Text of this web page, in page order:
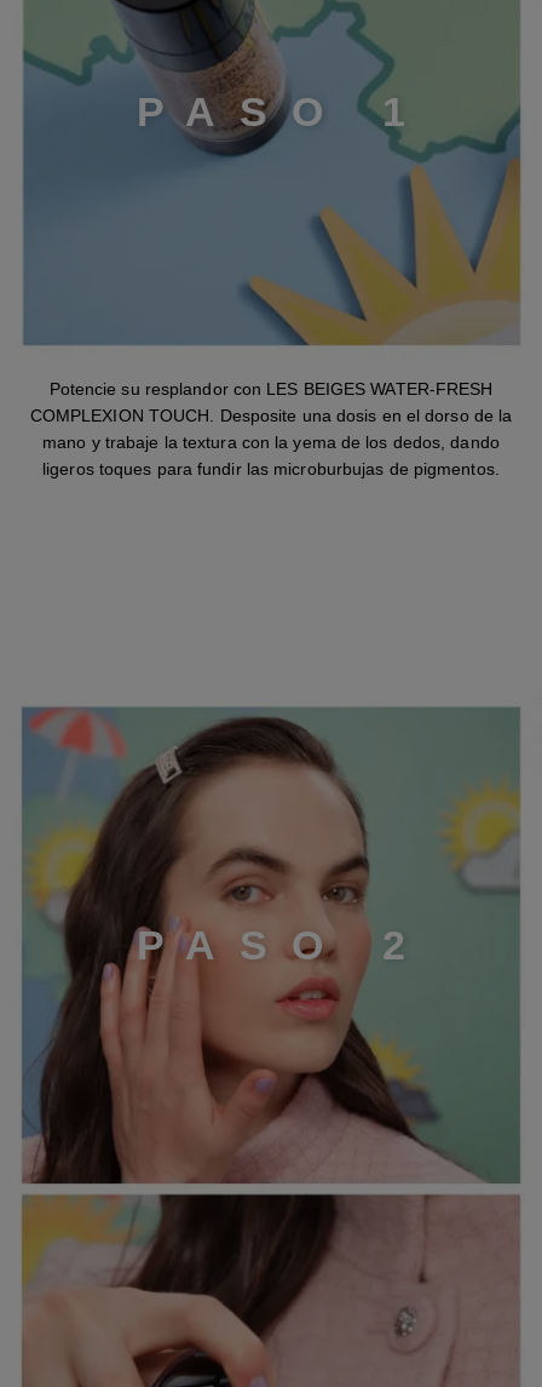
P ASO 1
Potencie su resplandor con LES BEIGES WATER-FRESH
COMPLEXION TOUCH. Desposite una dosis en el dorso de la
mano y trabaje la textura con la yema de los dedos, dando
ligeros toques para fundir las microburbujas de pigmentos.
PASO 2
PA SO 2